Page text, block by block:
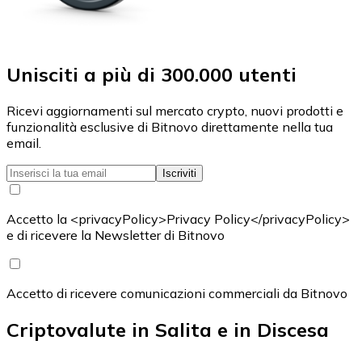
Unisciti a più di 300.000 utenti
Ricevi aggiornamenti sul mercato crypto, nuovi prodotti e
funzionalità esclusive di Bitnovo direttamente nella tua
email.
Iscriviti
Accetto la <privacyPolicy>Privacy Policy</privacyPolicy>
e di ricevere la Newsletter di Bitnovo
Accetto di ricevere comunicazioni commerciali da Bitnovo
Criptovalute in Salita e in Discesa